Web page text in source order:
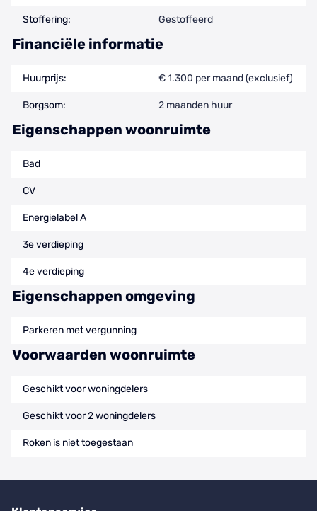
Stoffering: Gestoffeerd
Financiële informatie
Huurprijs: € 1.300 per maand (exclusief)
Borgsom: 2 maanden huur
Eigenschappen woonruimte
Bad
CV
Energielabel A
3e verdieping
4e verdieping
Eigenschappen omgeving
Parkeren met vergunning
Voorwaarden woonruimte
Geschikt voor woningdelers
Geschikt voor 2 woningdelers
Roken is niet toegestaan